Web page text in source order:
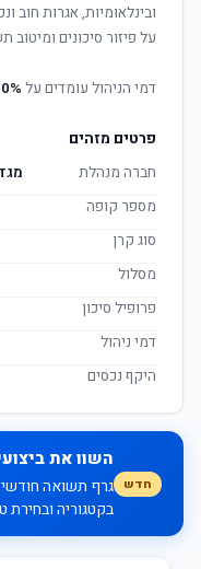
ובינלאומיות, אגרות
על פיזור סיכונים ומיטוב
דמי הניהול עומדים על
פרטים מזהים
חברה מנהלת
מספר קופה
סוג קרן
מסלול
פרופיל סיכון
דמי ניהול
היקף נכסים
חדש
השוו את
גרף תשואה
בקטגוריה ובחירת